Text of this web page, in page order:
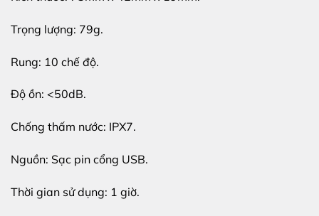
Trọng lượng: 79g.
Rung: 10 chế độ.
Độ ồn: <50dB.
Chống thấm nước: IPX7.
Nguồn: Sạc pin cổng USB.
Thời gian sử dụng: 1 giờ.